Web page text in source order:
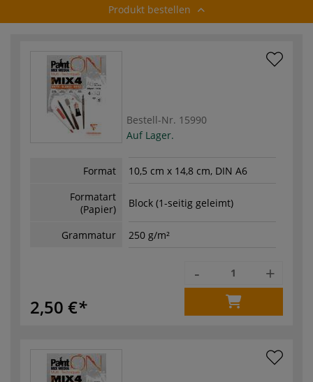
Produkt bestellen
Bestell-Nr. 15990
Auf Lager.
Format
10,5 cm x 14,8 cm, DIN A6
Formatart
(Papier)
Block (1-seitig geleimt)
Grammatur 250 g/m²
2,50 €
- +